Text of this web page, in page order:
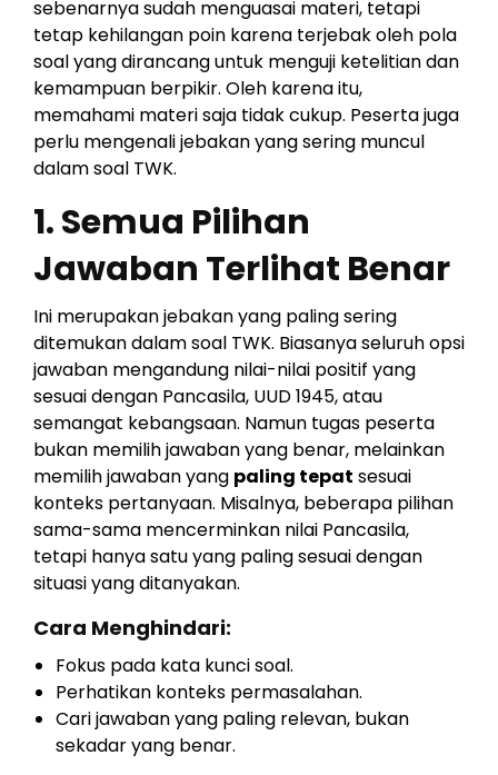
sebenarnya sudah menguasai materi, tetapi
tetap kehilangan poin karena terjebak oleh pola
soal yang dirancang untuk menguji ketelitian dan
kemampuan berpikir. Oleh karena itu,
memahami materi saja tidak cukup. Peserta juga
perlu mengenali jebakan yang sering muncul
dalam soal TWK.
1. Semua Pilihan
Jawaban Terlihat Benar
Ini merupakan jebakan yang paling sering
ditemukan dalam soal TWK. Biasanya seluruh opsi
jawaban mengandung nilai-nilai positif yang
sesuai dengan Pancasila, UUD 1945, atau
semangat kebangsaan. Namun tugas peserta
bukan memilih jawaban yang benar, melainkan
memilih jawaban yang paling tepat sesuai
konteks pertanyaan. Misalnya, beberapa pilihan
sama-sama mencerminkan nilai Pancasila,
tetapi hanya satu yang paling sesuai dengan
situasi yang ditanyakan.
Cara Menghindari:
Fokus pada kata kunci soal.
Perhatikan konteks permasalahan.
Cari jawaban yang paling relevan, bukan
sekadar yang benar.